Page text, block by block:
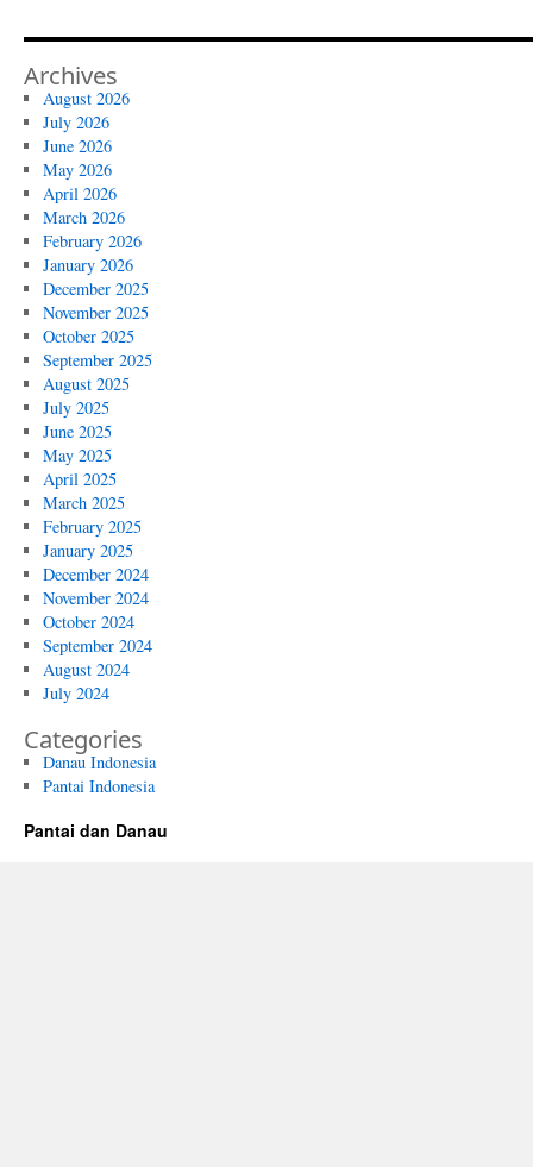
Archives
August 2026
July 2026
June 2026
May 2026
April 2026
March 2026
February 2026
January 2026
December 2025
November 2025
October 2025
September 2025
August 2025
July 2025
June 2025
May 2025
April 2025
March 2025
February 2025
January 2025
December 2024
November 2024
October 2024
September 2024
August 2024
July 2024
Categories
Danau Indonesia
Pantai Indonesia
Pantai dan Danau